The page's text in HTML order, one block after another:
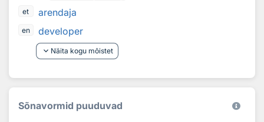
et
arendaja
en
developer
keyboard_arrow_down Näita kogu mõistet
Sõnavormid puuduvad